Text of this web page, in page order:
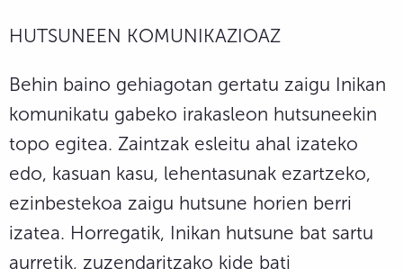
HUTSUNEEN KOMUNIKAZIOAZ
Behin baino gehiagotan gertatu zaigu Inikan
komunikatu gabeko irakasleon hutsuneekin
topo egitea. Zaintzak esleitu ahal izateko
edo, kasuan kasu, lehentasunak ezartzeko,
ezinbestekoa zaigu hutsune horien berri
izatea. Horregatik, Inikan hutsune bat sartu
aurretik, zuzendaritzako kide bati